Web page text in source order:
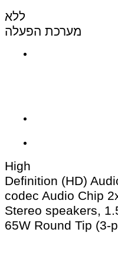
ללא
מערכת הפעלה
High
Definition (HD)
codec Audio Chip
Stereo speakers,
65W Round Tip (3-